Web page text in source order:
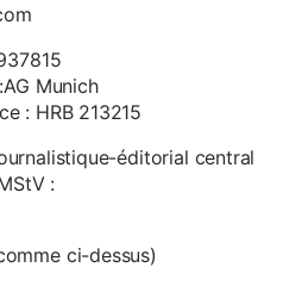
Munich
: HRB 213215
éditorial central
:
ci-dessus)